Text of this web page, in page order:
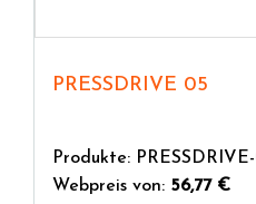
PRESSDRIVE 05
Produkte:
Webpreis von: 56,77 €